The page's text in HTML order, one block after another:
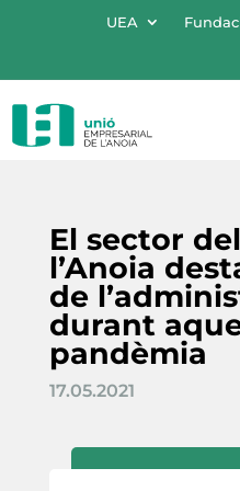
UEA
El sector
l’Anoia
de
durant
pandèmia
17.05.2021